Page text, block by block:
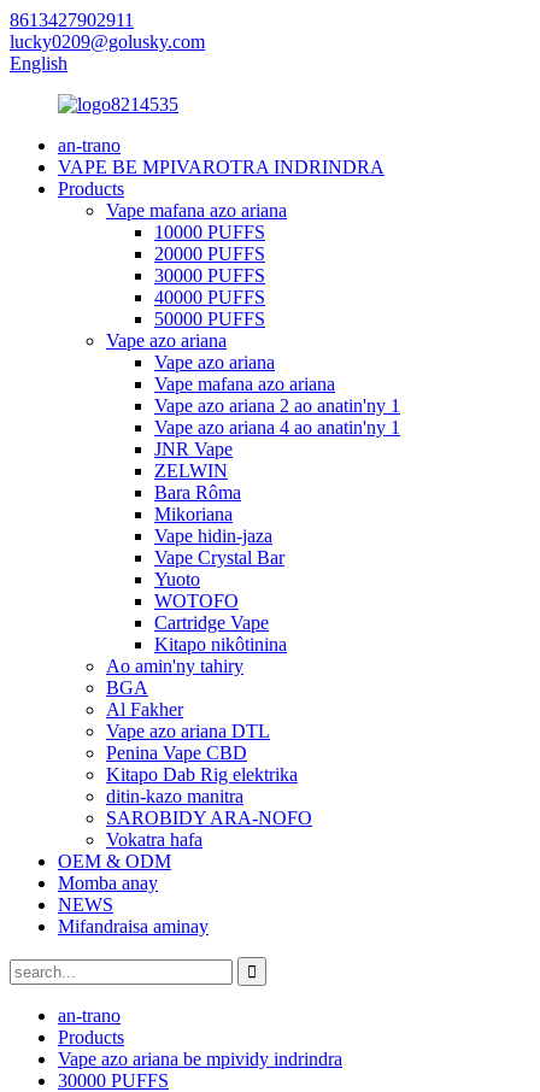
8613427902911
lucky0209@golusky.com
English
an-trano
VAPE BE MPIVAROTRA INDRINDRA
Products
Vape mafana azo ariana
10000 PUFFS
20000 PUFFS
30000 PUFFS
40000 PUFFS
50000 PUFFS
Vape azo ariana
Vape azo ariana
Vape mafana azo ariana
Vape azo ariana 2 ao anatin'ny 1
Vape azo ariana 4 ao anatin'ny 1
JNR Vape
ZELWIN
Bara Rôma
Mikoriana
Vape hidin-jaza
Vape Crystal Bar
Yuoto
WOTOFO
Cartridge Vape
Kitapo nikôtinina
Ao amin'ny tahiry
BGA
Al Fakher
Vape azo ariana DTL
Penina Vape CBD
Kitapo Dab Rig elektrika
ditin-kazo manitra
SAROBIDY ARA-NOFO
Vokatra hafa
OEM & ODM
Momba anay
NEWS
Mifandraisa aminay
an-trano
Products
Vape azo ariana be mpividy indrindra
30000 PUFFS